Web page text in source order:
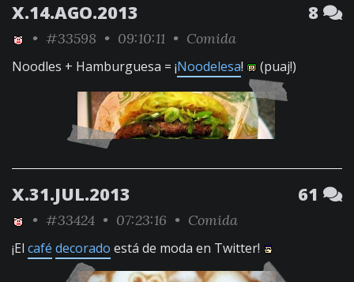
X.14.AGO.2013 8
• #33598 • 09:10:11 • Comida
Noodles + Hamburguesa = ¡Noodelesa! (puaj!)
X.31.JUL.2013 61
• #33424 • 07:23:16 • Comida
¡El café decorado está de moda en Twitter!